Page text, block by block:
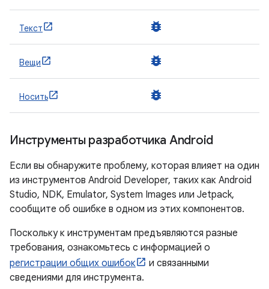
Текст bug_report
Вещи bug_report
Носить bug_report
Инструменты разработчика Android
Если вы обнаружите проблему, которая влияет на один
из инструментов Android Developer, таких как Android
Studio, NDK, Emulator, System Images или Jetpack,
сообщите об ошибке в одном из этих компонентов.
Поскольку к инструментам предъявляются разные
требования, ознакомьтесь с информацией о
регистрации общих ошибок
и связанными
сведениями для инструмента.